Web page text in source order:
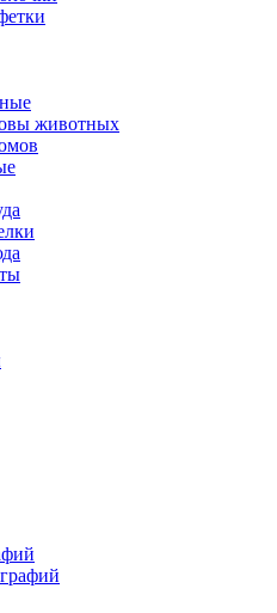
животных